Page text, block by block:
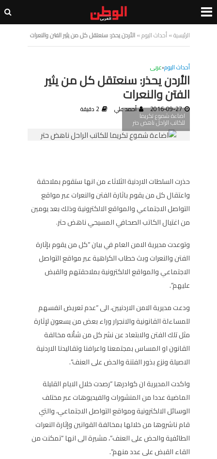
الرئيسية»أحداث اليوم»الأردن يحذر: سنعتقل كل من يثير الفتن والنعرات
أحداث اليوم•عربى
الأردن يحذر: سنعتقل كل من يثير
الفتن والنعرات
2016-09-27 أحمد علي 2 دقيقة
اضاءة شموع تكريما
للكاتب الراحل ناهض حتر
حذرت السلطات الاردنية الثلاثاء من انها ستقوم بملاحقة
واعتقال كل من يقوم باثارة الفتن والنعرات عبر مواقع
التواصل الاجتماعي والمواقع الالكترونية وذلك بعد يومين
من اغتيال الكاتب الصحافي المسيحي ناهض حتر.
وتوعدت مديرية الامن العام في بيان “كل من يقوم بإثارة
الفتن والنعرات وبث خطاب الكراهية عبر مواقع التواصل
الاجتماعي والمواقع الالكترونية بملاحقتهم والقبض
عليهم”.
ودعت مديرية الامن الاردنيين، الى “عدم تعريض انفسهم
للمساءلة القانونية والانجرار وراء بعض من يسعون لإثارة
مثل تلك الفتن والابتعاد عن نشر كل من شأنه مخالفة
القانون او المساس بمجتمعنا واعرافنا وتقاليدنا الاردنية
الاصيلة ونزع بذور الفتنة والحض على العنف”.
واكدت المديرية ان كوادرها “رصدت خلال الايام القليلة
الماضية عددا من المنشورات والفيديوهات عبر مختلف
الوسائل الالكترونية ومواقع التواصل الاجتماعي، والتي
قام ناشروها من خلالها بمخالفة القوانين وإثارة النعرات
الطائفية والحض على العنف”، مشيرة الى انها “تمكنت من
القاء القبض على عدد منهم”.